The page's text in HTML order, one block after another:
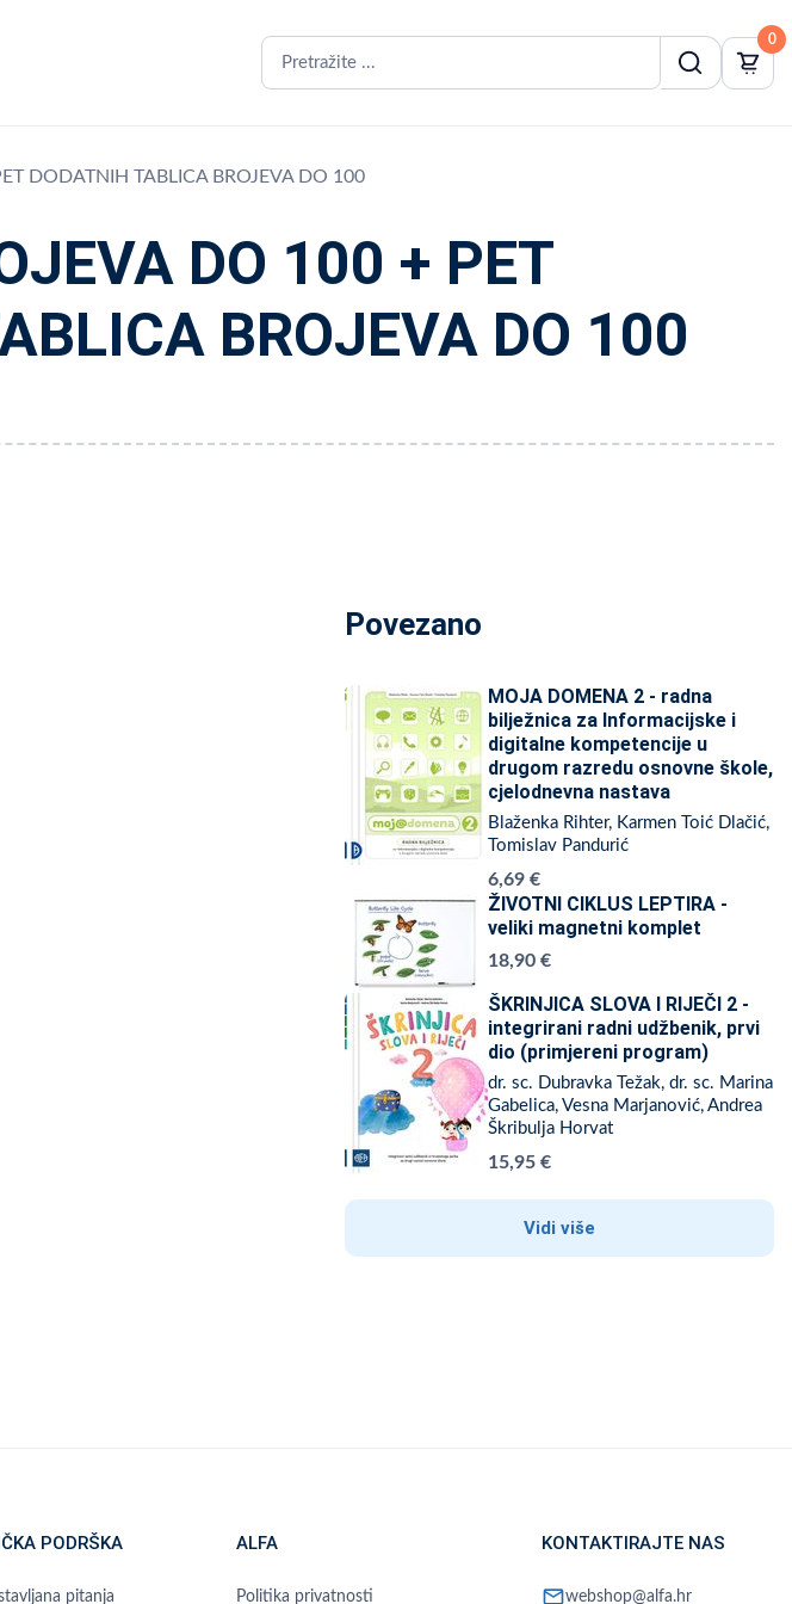
0
DODATNIH TABLICA BROJEVA DO 100
DO 100 + PET
BROJEVA DO 100
Povezano
MOJA DOMENA 2 - radna
bilježnica za Informacijske i
digitalne kompetencije u
drugom razredu osnovne škole,
cjelodnevna nastava
Blaženka Rihter, Karmen Toić Dlačić,
Tomislav Pandurić
6,69 €
ŽIVOTNI CIKLUS LEPTIRA -
veliki magnetni komplet
18,90 €
ŠKRINJICA SLOVA I RIJEČI 2 -
integrirani radni udžbenik, prvi
dio (primjereni program)
dr. sc. Dubravka Težak, dr. sc. Marina
Gabelica, Vesna Marjanović, Andrea
Škribulja Horvat
15,95 €
Vidi više
PODRŠKA
pitanja
ALFA
Politika privatnosti
KONTAKTIRAJTE NAS
mailwebshop@alfa.hr